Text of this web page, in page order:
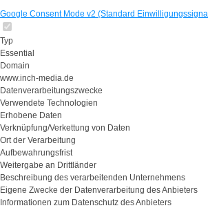
Google Consent Mode v2 (Standard
Typ
Essential
Domain
www.inch-media.de
Datenverarbeitungszwecke
Verwendete Technologien
Erhobene Daten
Verknüpfung/Verkettung von Daten
Ort der Verarbeitung
Aufbewahrungsfrist
Weitergabe an Drittländer
Beschreibung des verarbeitenden Unternehmens
Eigene Zwecke der Datenverarbeitung des Anbieters
Informationen zum Datenschutz des Anbieters